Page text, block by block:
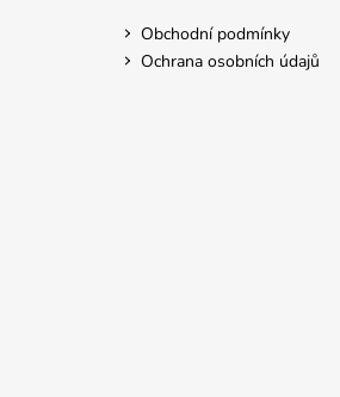
Obchodní podmínky
Ochrana osobních údajů